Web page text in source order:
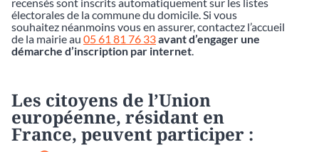
électorales de la commune du domicile. Si vous
souhaitez néanmoins vous en assurer, contactez l’accueil
de la mairie au 05 61 81 76 33avant d’engager une
démarche d’inscription par internet
Les citoyens de l’Union
européenne, résidant en
France, peuvent participer :